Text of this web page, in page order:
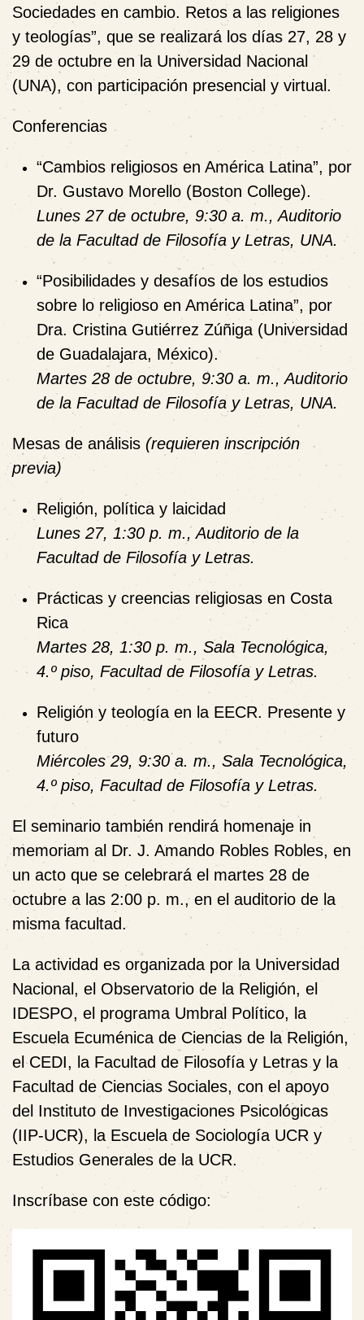
Sociedades en cambio. Retos a las religiones
y teologías”, que se realizará los días 27, 28 y
29 de octubre en la Universidad Nacional
(UNA), con participación presencial y virtual .
Conferencias
“Cambios religiosos en América Latina”, por
Dr. Gustavo Morello (Boston College).
Lunes 27 de octubre, 9:30 a. m., Auditorio
de la Facultad de Filosofía y Letras, UNA.
“Posibilidades y desafíos de los estudios
sobre lo religioso en América Latina”, por
Dra. Cristina Gutiérrez Zúñiga (Universidad
de Guadalajara, México).
Martes 28 de octubre, 9:30 a. m., Auditorio
de la Facultad de Filosofía y Letras, UNA.
Mesas de análisis (requieren inscripción
previa)
Religión, política y laicidad
Lunes 27, 1:30 p. m., Auditorio de la
Facultad de Filosofía y Letras.
Prácticas y creencias religiosas en Costa
Rica
Martes 28, 1:30 p. m., Sala Tecnológica,
4.º piso, Facultad de Filosofía y Letras.
Religión y teología en la EECR. Presente y
futuro
Miércoles 29, 9:30 a. m., Sala Tecnológica,
4.º piso, Facultad de Filosofía y Letras.
El seminario también rendirá homenaje in
memoriam al Dr. J. Amando Robles Robles, en
un acto que se celebrará el martes 28 de
octubre a las 2:00 p. m., en el auditorio de la
misma facultad.
La actividad es organizada por la Universidad
Nacional , el Observatorio de la Religión, el
IDESPO, el programa Umbral Político, la
Escuela Ecuménica de Ciencias de la Religión,
elCEDI, la Facultad de Filosofía y Letrasy la
Facultad de Ciencias Sociales, con el apoyo
del Instituto de Investigaciones Psicológicas
(IIP-UCR), la Escuela de Sociología UCR y
Estudios Generales de la UCR.
Inscríbase con este código: